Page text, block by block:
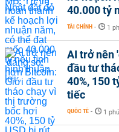
40.000 tỷ
TÀI CHÍNH - 1
AI trở nên
đầu tư
40%, 150
tiếc
QUỐC TẾ - 1